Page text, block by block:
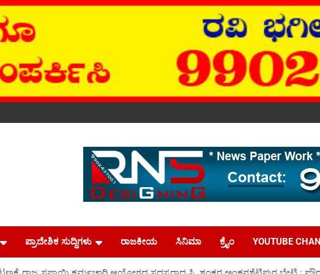
ಪ್ರಾದೇಶಿಕ ಸುದ್ದಿಗಳು ರಾಜಕೀಯ ಸಿನಿಮಾ ಕ್ರೈಂ YOUTUBE